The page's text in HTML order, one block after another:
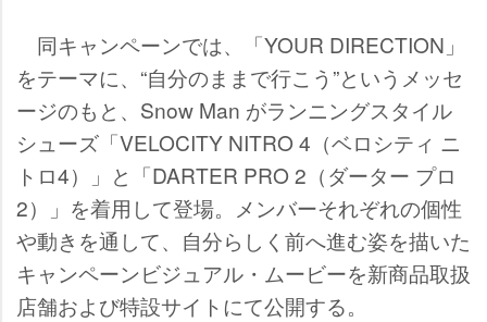
同キャンペーンでは、「YOUR DIRECTION」
をテーマに、“自分のままで行こう”というメッセ
ージのもと、Snow Man がランニングスタイル
シューズ「VELOCITY NITRO 4（ベロシティ ニ
トロ4）」と「DARTER PRO 2（ダーター プロ
2）」を着用して登場。メンバーそれぞれの個性
動きを通して、自分らしく前へ進む姿を描いた
キャンペーンビジュアル・ムービーを新商品取扱
店舗および特設サイトにて公開する。